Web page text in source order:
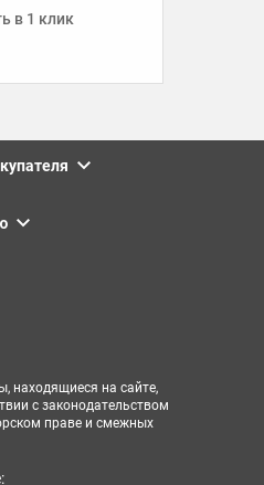
в 1 клик
находящиеся на сайте,
с законодательством
праве и смежных